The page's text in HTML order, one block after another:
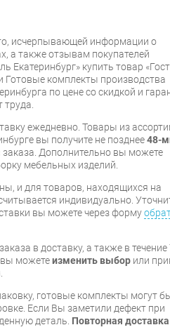
исчерпывающей информации о
а также отзывам покупателей
Екатеринбург» купить товар
Готовые комплекты производства
по цене со скидкой и
труда.
ежедневно. Товары из
вы получите не позднее48-
Дополнительно вы можете
мебельных изделий.
и для товаров, находящихся на
индивидуально.
вы можете через форму
в доставку, а также в течение
вы можетеизменить выбор или
готовые комплекты могут
Если Вы заметили дефект при
деталь. Повторная доставка